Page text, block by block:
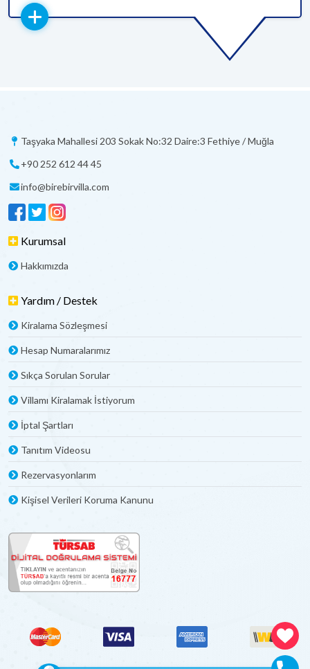
Taşyaka Mahallesi 203 Sokak No:32 Daire:3 Fethiye / Muğla
+90 252 612 44 45
info@birebirvilla.com
Kurumsal
Hakkımızda
Yardım / Destek
Kiralama Sözleşmesi
Hesap Numaralarımız
Sıkça Sorulan Sorular
Villamı Kiralamak İstiyorum
İptal Şartları
Tanıtım Videosu
Rezervasyonlarım
Kişisel Verileri Koruma Kanunu